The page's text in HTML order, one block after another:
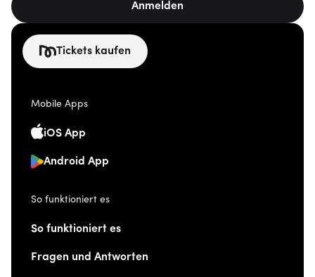
Anmelden
Tickets kaufen
Mobile Apps
iOS App
Android App
So funktioniert es
So funktioniert es
Fragen und Antworten